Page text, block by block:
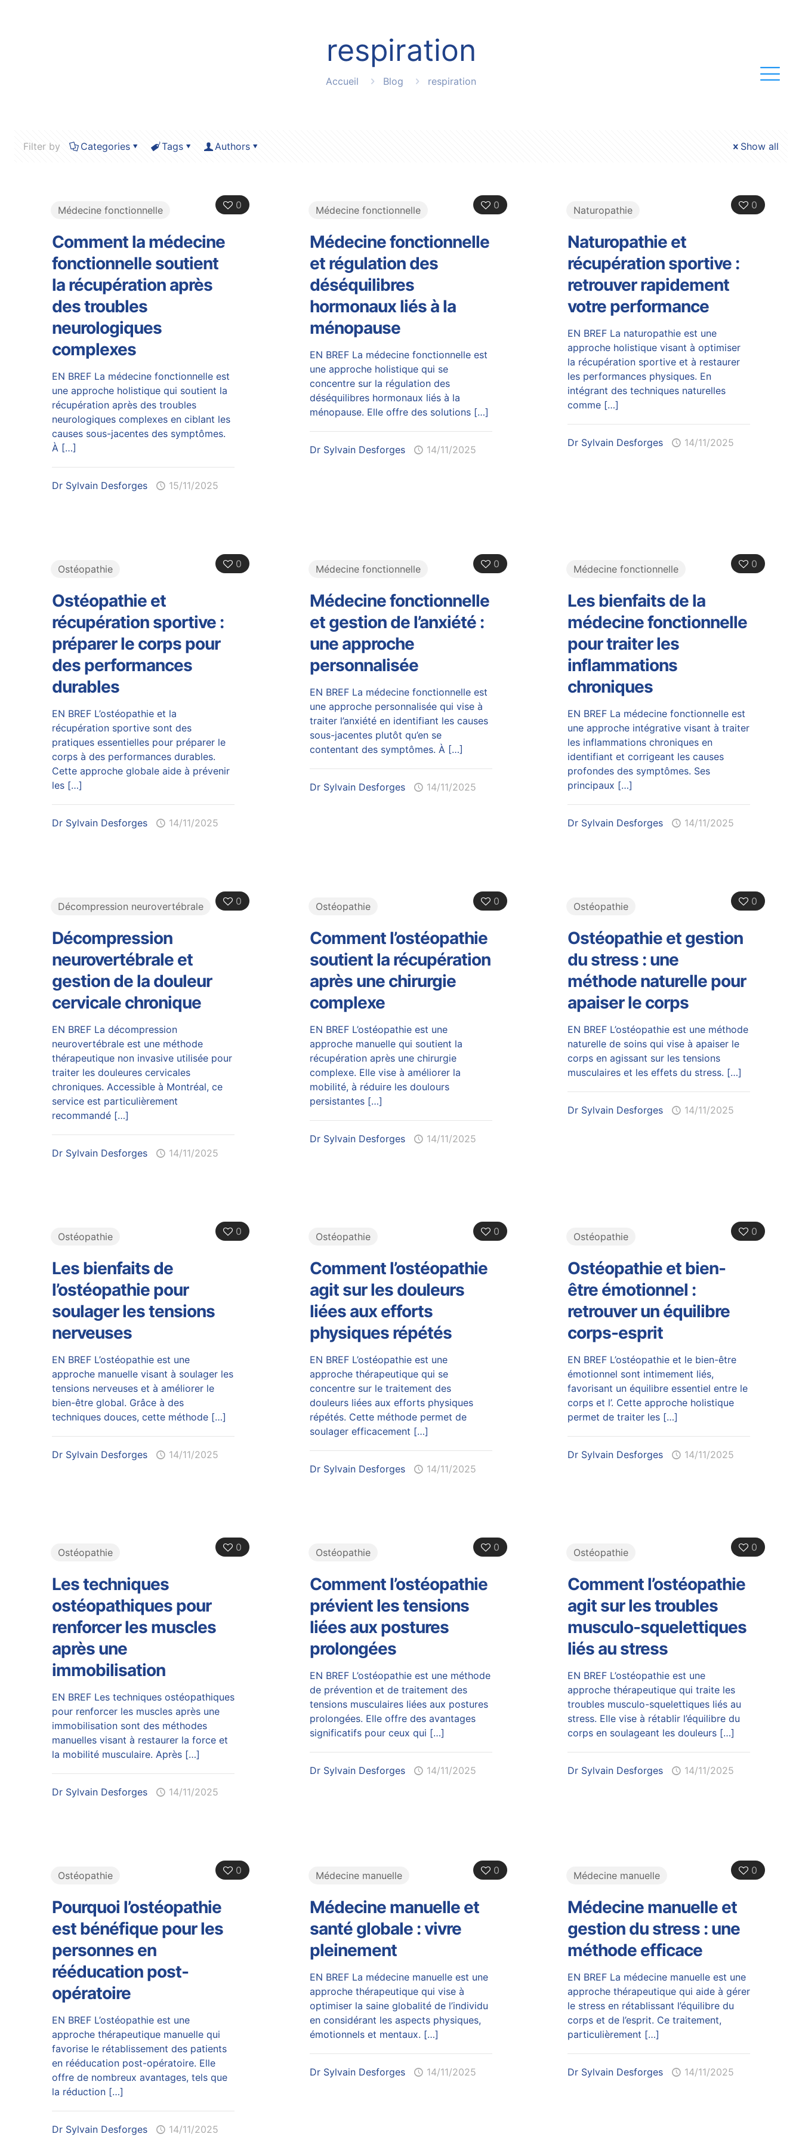
respiration
Accueil Blog respiration
Filter by Categories Tags Authors Show all
0
Médecine fonctionnelle
Comment la médecine
fonctionnelle soutient
la récupération après
des troubles
neurologiques
complexes
EN BREF La médecine fonctionnelle est
une approche holistique qui soutient la
récupération après des troubles
neurologiques complexes en ciblant les
causes sous-jacentes des symptômes.
À[…]
Dr Sylvain Desforges 15/11/2025
0
Médecine fonctionnelle
Médecine fonctionnelle
et régulation des
déséquilibres
hormonaux liés à la
ménopause
EN BREF La médecine fonctionnelle est
une approche holistique qui se
concentre sur la régulation des
déséquilibres hormonaux liés à la
ménopause. Elle offre des solutions[…]
Dr Sylvain Desforges 14/11/2025
0
Naturopathie
Naturopathie et
récupération sportive :
retrouver rapidement
votre performance
EN BREF La naturopathie est une
approche holistique visant à optimiser
la récupération sportive et à restaurer
les performances physiques. En
intégrant des techniques naturelles
comme[…]
Dr Sylvain Desforges 14/11/2025
0
Ostéopathie
Ostéopathie et
récupération sportive :
préparer le corps pour
des performances
durables
EN BREF L’ostéopathie et la
récupération sportive sont des
pratiques essentielles pour préparer le
corps à des performances durables.
Cette approche globale aide à prévenir
les[…]
Dr Sylvain Desforges 14/11/2025
0
Médecine fonctionnelle
Médecine fonctionnelle
et gestion de l’anxiété :
une approche
personnalisée
EN BREF La médecine fonctionnelle est
une approche personnalisée qui vise à
traiter l’anxiété en identifiant les causes
sous-jacentes plutôt qu’en se
contentant des symptômes. À[…]
Dr Sylvain Desforges 14/11/2025
0
Médecine fonctionnelle
Les bienfaits de la
médecine fonctionnelle
pour traiter les
inflammations
chroniques
EN BREF La médecine fonctionnelle est
une approche intégrative visant à traiter
les inflammations chroniques en
identifiant et corrigeant les causes
profondes des symptômes. Ses
principaux […]
Dr Sylvain Desforges 14/11/2025
0
Décompression neurovertébrale
Décompression
neurovertébrale et
gestion de la douleur
cervicale chronique
EN BREF La décompression
neurovertébrale est une méthode
thérapeutique non invasive utilisée pour
traiter les douleures cervicales
chroniques. Accessible à Montréal, ce
service est particulièrement
recommandé[…]
Dr Sylvain Desforges 14/11/2025
0
Ostéopathie
Comment l’ostéopathie
soutient la récupération
après une chirurgie
complexe
EN BREF L’ostéopathie est une
approche manuelle qui soutient la
récupération après une chirurgie
complexe. Elle vise à améliorer la
mobilité, à réduire les doulours
persistantes[…]
Dr Sylvain Desforges 14/11/2025
0
Ostéopathie
Ostéopathie et gestion
du stress : une
méthode naturelle pour
apaiser le corps
EN BREF L’ostéopathie est une méthode
naturelle de soins qui vise à apaiser le
corps en agissant sur les tensions
musculaires et les effets du stress. […]
Dr Sylvain Desforges 14/11/2025
0
Ostéopathie
Les bienfaits de
l’ostéopathie pour
soulager les tensions
nerveuses
EN BREF L’ostéopathie est une
approche manuelle visant à soulager les
tensions nerveuses et à améliorer le
bien-être global. Grâce à des
techniques douces, cette méthode[…]
Dr Sylvain Desforges 14/11/2025
0
Ostéopathie
Comment l’ostéopathie
agit sur les douleurs
liées aux efforts
physiques répétés
EN BREF L’ostéopathie est une
approche thérapeutique qui se
concentre sur le traitement des
douleurs liées aux efforts physiques
répétés. Cette méthode permet de
soulager efficacement […]
Dr Sylvain Desforges 14/11/2025
0
Ostéopathie
Ostéopathie et bien-
être émotionnel :
retrouver un équilibre
corps-esprit
EN BREF L’ostéopathie et le bien-être
émotionnel sont intimement liés,
favorisant un équilibre essentiel entre le
corps et l’. Cette approche holistique
permet de traiter les[…]
Dr Sylvain Desforges 14/11/2025
0
Ostéopathie
Les techniques
ostéopathiques pour
renforcer les muscles
après une
immobilisation
EN BREF Les techniques ostéopathiques
pour renforcer les muscles après une
immobilisation sont des méthodes
manuelles visant à restaurer la force et
la mobilité musculaire. Après[…]
Dr Sylvain Desforges 14/11/2025
0
Ostéopathie
Comment l’ostéopathie
prévient les tensions
liées aux postures
prolongées
EN BREF L’ostéopathie est une méthode
de prévention et de traitement des
tensions musculaires liées aux postures
prolongées. Elle offre des avantages
significatifs pour ceux qui […]
Dr Sylvain Desforges 14/11/2025
0
Ostéopathie
Comment l’ostéopathie
agit sur les troubles
musculo-squelettiques
liés au stress
EN BREF L’ostéopathie est une
approche thérapeutique qui traite les
troubles musculo-squelettiques liés au
stress. Elle vise à rétablir l’équilibre du
corps en soulageant les douleurs[…]
Dr Sylvain Desforges 14/11/2025
0
Ostéopathie
Pourquoi l’ostéopathie
est bénéfique pour les
personnes en
rééducation post-
opératoire
EN BREF L’ostéopathie est une
approche thérapeutique manuelle qui
favorise le rétablissement des patients
en rééducation post-opératoire. Elle
offre de nombreux avantages, tels que
la réduction[…]
Dr Sylvain Desforges 14/11/2025
0
Médecine manuelle
Médecine manuelle et
santé globale : vivre
pleinement
EN BREF La médecine manuelle est une
approche thérapeutique qui vise à
optimiser la saine globalité de l’individu
en considérant les aspects physiques,
émotionnels et mentaux. […]
Dr Sylvain Desforges 14/11/2025
0
Médecine manuelle
Médecine manuelle et
gestion du stress : une
méthode efficace
EN BREF La médecine manuelle est une
approche thérapeutique qui aide à gérer
le stress en rétablissant l’équilibre du
corps et de l’esprit. Ce traitement,
particulièrement […]
Dr Sylvain Desforges 14/11/2025